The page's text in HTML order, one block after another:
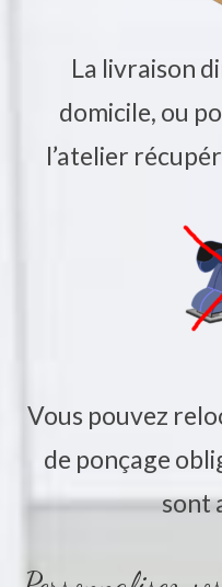
La livraison
domicile, ou
l’atelier
Vous pouvez
de ponçage
sont